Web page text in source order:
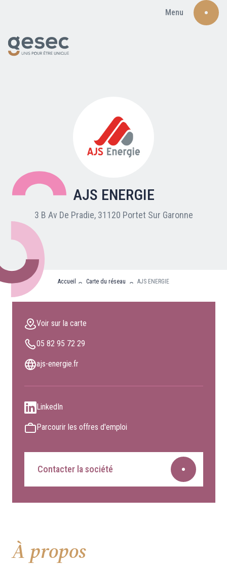
Menu
Nos adhérents
Carte du réseau
Nos partenaires
Clients professionnels
AJS ENERGIE
3 B Av De Pradie, 31120 Portet Sur Garonne
Accueil Carte du réseau AJS ENERGIE
Voir sur la carte
05 82 95 72 29
ajs-energie.fr
LinkedIn
Parcourir les offres d'emploi
Contacter la société
À propos